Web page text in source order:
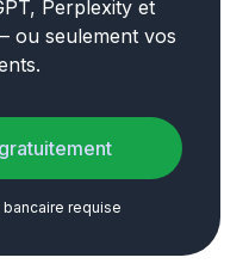
Perplexity et
ou seulement vos
requise